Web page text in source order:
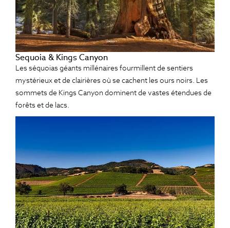
Sequoia & Kings Canyon
Les séquoias géants millénaires fourmillent de sentiers
mystérieux et de clairières où se cachent les ours noirs. Les
sommets de Kings Canyon dominent de vastes étendues de
forêts et de lacs.